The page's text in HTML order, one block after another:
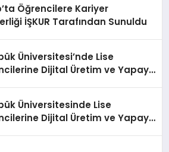
Öğrencilere Kariyer
İŞKUR Tarafından Sunuldu
Üniversitesi’nde Lise
Dijital Üretim ve Yapay
Üniversitesinde Lise
Dijital Üretim ve Yapay